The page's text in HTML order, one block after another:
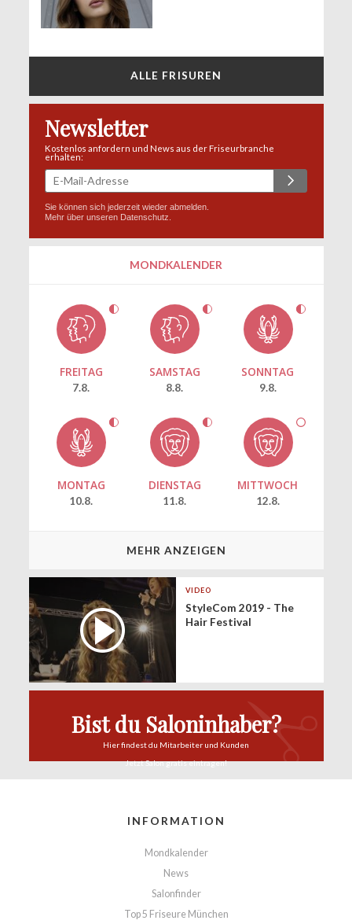
ALLE FRISUREN
Newsletter
Kostenlos anfordern und News aus der Friseurbranche
erhalten:
Sie können sich jederzeit wieder abmelden.
Mehr über unseren Datenschutz
MONDKALENDER
FREITAG
7.8.
SAMSTAG
8.8.
SONNTAG
9.8.
MONTAG
10.8.
DIENSTAG
11.8.
MITTWOCH
12.8.
MEHR ANZEIGEN
VIDEO
StyleCom 2019 - The
Hair Festival
Bist du Saloninhaber?
Hier findest du Mitarbeiter und Kunden
Jetzt Salongratis eintragen!
INFORMATION
Mondkalender
News
Salonfinder
Top 5 Friseure München